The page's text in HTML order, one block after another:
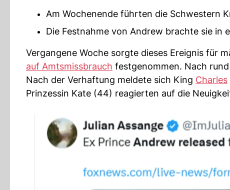
Am Wochenende führten die Schwestern
Die Festnahme von Andrew brachte sie in
Vergangene Woche sorgte dieses Ereignis für
auf Amtsmissbrauch festgenommen. Nach
Nach der Verhaftung meldete sich King Charles
Prinzessin Kate (44) reagierten auf die